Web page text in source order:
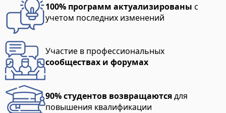
100% программ актуализированы с
учетом последних изменений
Участие в профессиональных
сообществах и форумах
90% студентов возвращаютсядля
повышения квалификации